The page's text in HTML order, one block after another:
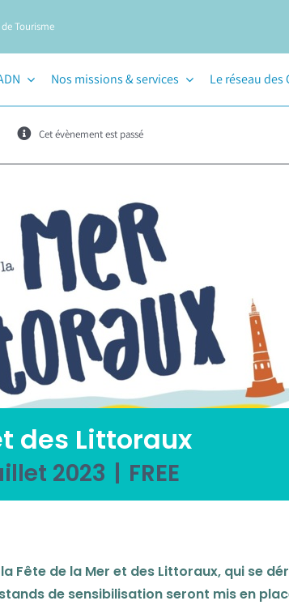
Tourisme
Nos missions & services Le réseau des
Cet évènement est passé
des Littoraux
2023 | FREE
Fête de la Mer et des Littoraux, qui se
de sensibilisation seront mis en